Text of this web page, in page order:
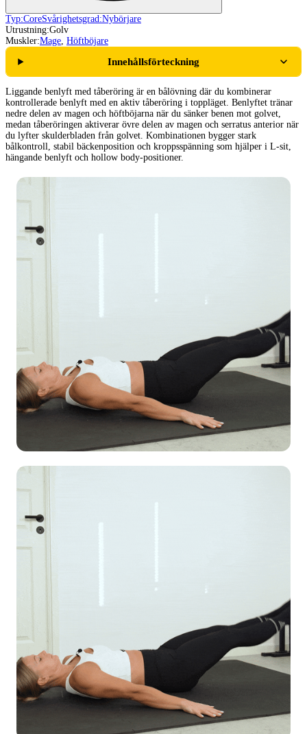
Typ:CoreSvårighetsgrad:Nybörjare
Utrustning:Golv
Muskler:Mage, Höftböjare
Innehållsförteckning
Liggande benlyft med tåberöring är en bålövning där du kombinerar
kontrollerade benlyft med en aktiv tåberöring i toppläget. Benlyftet tränar
nedre delen av magen och höftböjarna när du sänker benen mot golvet,
medan tåberöringen aktiverar övre delen av magen och serratus anterior när
du lyfter skulderbladen från golvet. Kombinationen bygger stark
bålkontroll, stabil bäckenposition och kroppsspänning som hjälper i L-sit,
hängande benlyft och hollow body-positioner.